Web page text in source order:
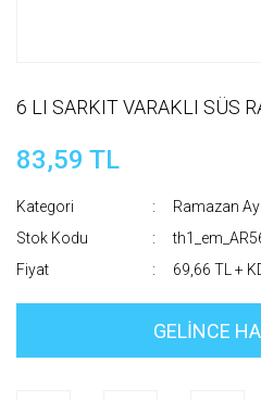
6 LI SARKIT VARAKLI SÜS
83,59 TL
Kategori
Ramazan
Stok Kodu
Fiyat
69,66 TL +
GELİNCE